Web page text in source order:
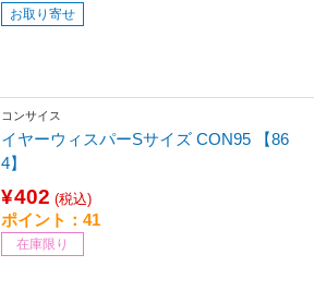
お取り寄せ
コンサイス
イヤーウィスパーSサイズ CON95 【86
4】
¥402 (税込)
ポイント：41
在庫限り